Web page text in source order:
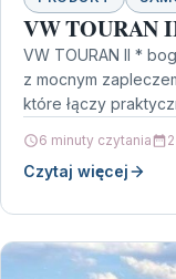
VW TOURAN
VW TOURAN II *
z mocnym
które łączy
6 minuty czytania
Czytaj więcej